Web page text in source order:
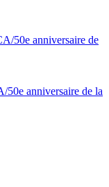
50e anniversaire de
anniversaire de la